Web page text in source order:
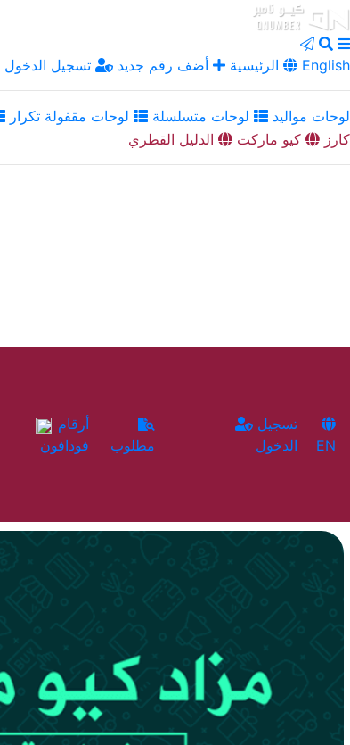
الرئيسية أضف رقم جديد تسجيل الدخول English
لوحات مواليد لوحات متسلسلة لوحات مقفولة تكرار
كارز
كيو ماركت الدليل القطري
فودافون
مطلوب
الدخول
EN